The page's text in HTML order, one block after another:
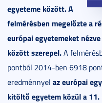
egyeteme között. A
felmérésben megelőzte a
európai egyetemeket
között szerepel.A
pontból 2014-ben 6918
eredménnyel az európai
kitöltő egyetem közül a